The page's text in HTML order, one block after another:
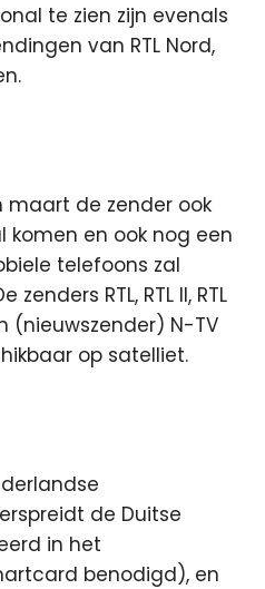
te zien zijn evenals
van RTL Nord,
maart de zender ook
komen en ook nog een
telefoons zal
RTL, RTL II, RTL
(nieuwszender) N-TV
op satelliet.
de Duitse
in het
benodigd), en